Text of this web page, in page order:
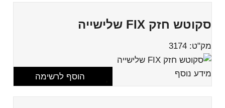
סקוטש חזק FIX שלישייה
מק"ט: 3174
מידע נוסף הוסף לרשימה